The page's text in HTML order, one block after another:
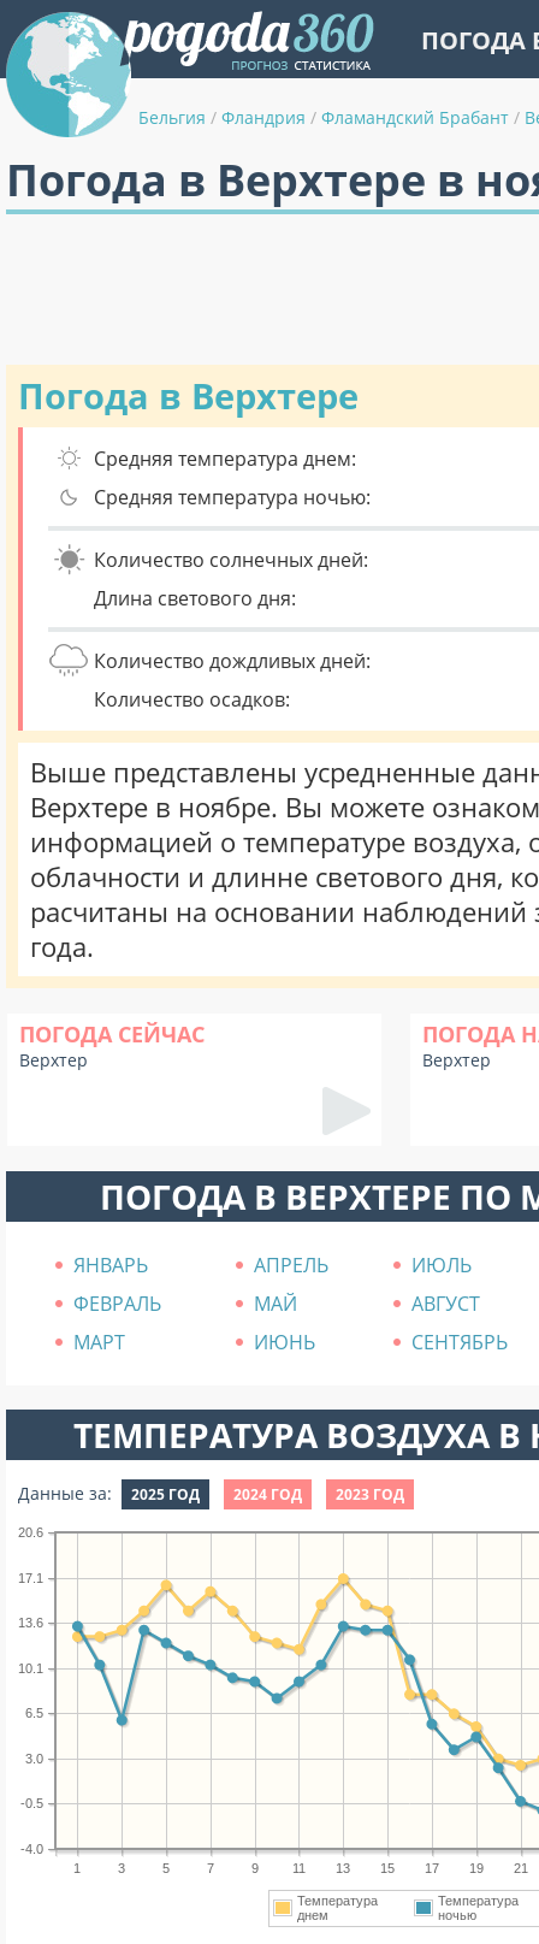
ПОГОДА
Бельгия / Фландрия / Фламандский Брабант /
Погода в Верхтере в
Погода в Верхтере
Средняя температура днем:
Средняя температура ночью:
Количество солнечных дней:
Длина светового дня:
Количество дождливых дней:
Количество осадков:
Выше представлены усредненные
Верхтере в ноябре. Вы можете
информацией о температуре воздуха,
облачности и длинне светового дня,
расчитаны на основании наблюдений
года.
ПОГОДА СЕЙЧАС
Верхтер
ПОГОДА
Верхтер
ПОГОДА В ВЕРХТЕРЕ ПО
ЯНВАРЬ АПРЕЛЬ
ИЮЛЬ
ФЕВРАЛЬ
МАЙ
АВГУСТ
МАРТ
ИЮНЬ СЕНТЯБРЬ
ТЕМПЕРАТУРА ВОЗДУХА В
Данные за: 2025 ГОД 2024 ГОД 2023 ГОД
1 3 5 7 9 11 13 15 17 19 21
-4.0
-0.5
3.0
6.5
10.1
13.6
17.1
20.6
Температура
днем
Температура
ночью